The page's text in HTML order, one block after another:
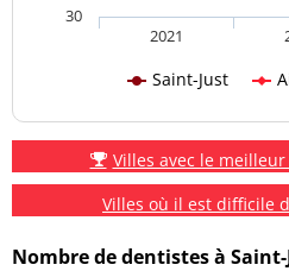
Saint-Just
2021
30
Villes avec le
Villes où il est difficile
Nombre de dentistes à